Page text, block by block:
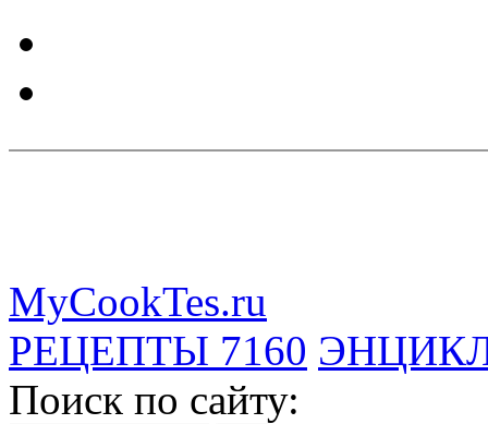
MyCookTes.ru
РЕЦЕПТЫ 7160
Поиск по сайту: